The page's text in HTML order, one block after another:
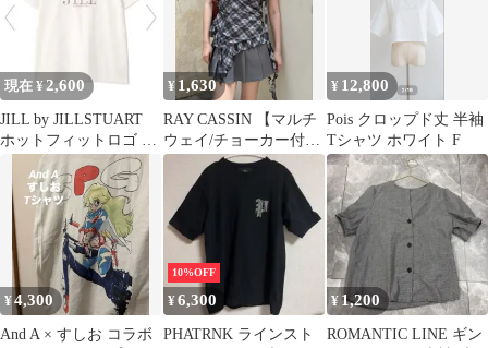
現在 ¥2,600
JILL by JILLSTUART
ホットフィットロゴ T
シャツ ジルバイ
¥ 1,630
RAY CASSIN 【マルチ
ウェイ/チョーカー付
き】裾フリルドロスト
Tシャツ
¥ 12,800
Pois クロップド丈 半袖
Tシャツ ホワイト F
¥4,300
And A × すしお コラボ
10%OFF
¥6,300
PHATRNK ラインスト
¥ 1,200
ROMANTIC LINE ギン